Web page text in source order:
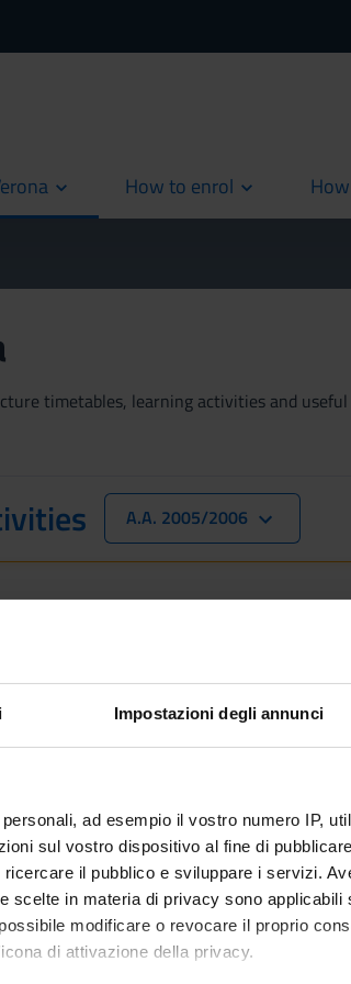
Impostazioni degli annunci
ad esempio il vostro numero IP,
sul vostro dispositivo al fine di
il pubblico e sviluppare i servizi.
scelte in materia di privacy sono applicabili
modificare o revocare il proprio
di attivazione della privacy.
How to enrol
timetables, learning activities and
A.A. 2005/2006
for students already enrolled in this
enrolling, you can find information about